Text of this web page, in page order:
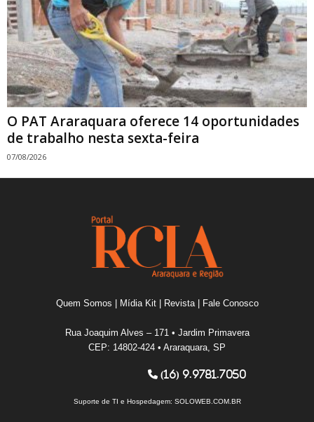
O PAT Araraquara oferece 14 oportunidades
de trabalho nesta sexta-feira
07/08/2026
Quem Somos Mídia Kit| Revista| Fale Conosco
Rua Joaquim Alves – 171 • Jardim Primavera
CEP: 14802-424 • Araraquara, SP
(16) 9.9781.7050
Suporte de TI e Hospedagem: SOLOWEB.COM.BR